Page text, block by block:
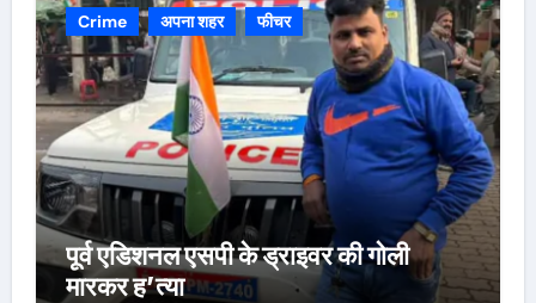
Crime अपना शहर फीचर
पूर्व एडिशनल एसपी के ड्राइवर की गोली
मारकर ह’त्या